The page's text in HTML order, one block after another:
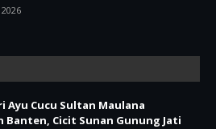
Ayu Cucu Sultan Maulana
Banten, Cicit Sunan Gunung Jati